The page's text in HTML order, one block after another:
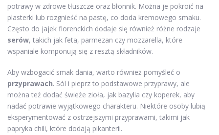
potrawy w zdrowe tłuszcze oraz błonnik. Można je pokroić na
plasterki lub rozgnieść na pastę, co doda kremowego smaku.
Często do jajek florenckich dodaje się również różne rodzaje
serów, takich jak feta, parmezan czy mozzarella, które
wspaniale komponują się z resztą składników.
Aby wzbogacić smak dania, warto również pomyśleć o
przyprawach. Sól i pieprz to podstawowe przyprawy, ale
można też dodać świeże zioła, jak bazylia czy koperek, aby
nadać potrawie wyjątkowego charakteru. Niektóre osoby lubią
eksperymentować z ostrzejszymi przyprawami, takimi jak
papryka chili, które dodają pikanterii.